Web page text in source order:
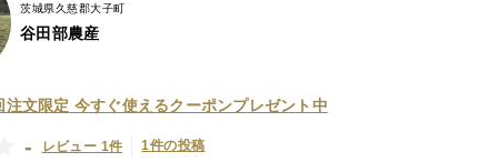
茨城県久慈郡大子町
谷田部農産
注文限定 今すぐ使えるクーポンプレゼント中
- レビュー 1件 1件の投稿